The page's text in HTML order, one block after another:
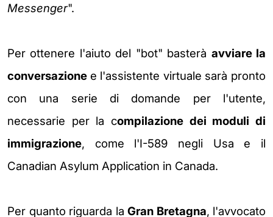
Messenger".
Per ottenere l'aiuto del "bot" basterà avviare la
conversazione e l'assistente virtuale sarà pronto
con una serie di domande per l'utente,
necessarie per la compilazione dei moduli di
immigrazione, come l'I-589 negli Usa e il
Canadian Asylum Application in Canada.
Per quanto riguarda la Gran Bretagna, l'avvocato